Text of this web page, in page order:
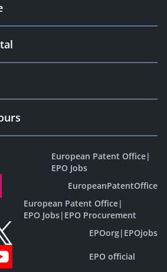
European Patent Office|
EPO Jobs
EuropeanPatentOffice
European Patent Office|
EPO Jobs| EPO Procurement
EPOorg| EPOjobs
EPO official